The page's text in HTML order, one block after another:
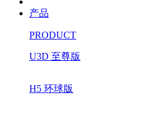
产品
PRODUCT
U3D 至尊版
H5 环球版